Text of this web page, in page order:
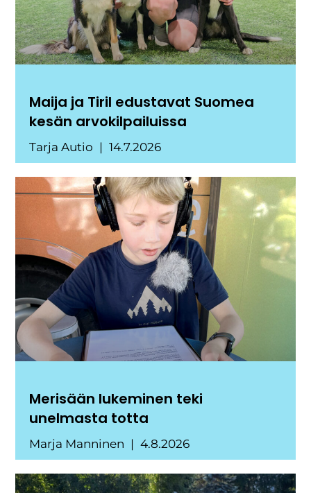
Maija ja Tiril edustavat Suomea
kesän arvokilpailuissa
Tarja Autio 14.7.2026
Merisään lukeminen teki
unelmasta totta
Marja Manninen 4.8.2026